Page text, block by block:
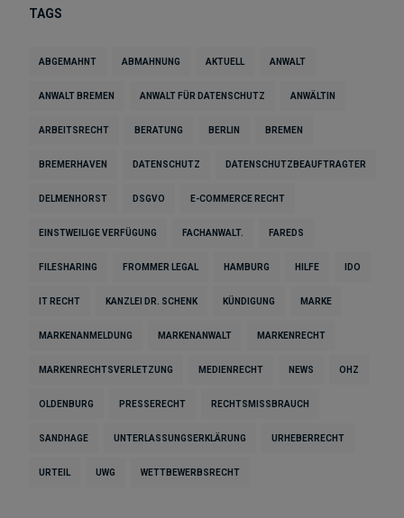
TAGS
ABGEMAHNT ABMAHNUNG AKTUELL ANWALT
ANWALT BREMEN ANWALT FÜR DATENSCHUTZ ANWÄLTIN
ARBEITSRECHT BERATUNG BERLIN BREMEN
BREMERHAVEN DATENSCHUTZ DATENSCHUTZBEAUFTRAGTER
DELMENHORST DSGVO E-COMMERCE RECHT
EINSTWEILIGE VERFÜGUNG FACHANWALT. FAREDS
FILESHARING FROMMER LEGAL HAMBURG HILFE IDO
IT RECHT KANZLEI DR. SCHENK KÜNDIGUNG MARKE
MARKENANMELDUNG MARKENANWALT MARKENRECHT
MARKENRECHTSVERLETZUNG MEDIENRECHT NEWS OHZ
OLDENBURG PRESSERECHT RECHTSMISSBRAUCH
SANDHAGE UNTERLASSUNGSERKLÄRUNG URHEBERRECHT
URTEIL UWG WETTBEWERBSRECHT